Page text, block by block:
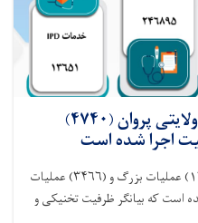
در سال گذشته در شفاخانه ولایتی پروان (۴۷۴۰)
اجرا شده است
از میان این عملیات های جراحی‌ (۱۲۷۴) عملیات بزرگ و (۳۴۶۶) عملیات
است که بیانگر ظرفیت تخنیکی و